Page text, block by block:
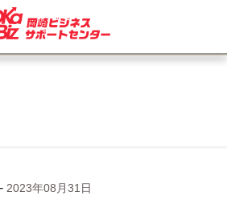
- 2023年08月31日